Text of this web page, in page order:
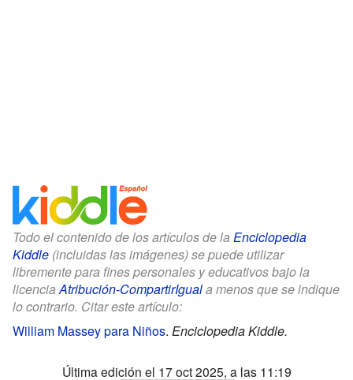
Todo el contenido de los artículos de la Enciclopedia
Kiddle (incluidas las imágenes) se puede utilizar
libremente para fines personales y educativos bajo la
licenciaAtribución-CompartirIguala menos que se indique
lo contrario. Citar este artículo:
William Massey para Niños. Enciclopedia Kiddle.
Última edición el 17 oct 2025, a las 11:19